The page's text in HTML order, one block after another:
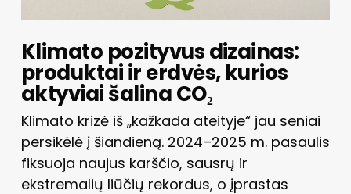
Klimato pozityvus dizainas:
produktai ir erdvės, kurios
aktyviai šalina CO₂
Klimato krizė iš „kažkada ateityje“ jau seniai
persikėlė į šiandieną. 2024–2025 m. pasaulis
fiksuoja naujus karščio, sausrų ir
ekstremalių liūčių rekordus, o įprastas